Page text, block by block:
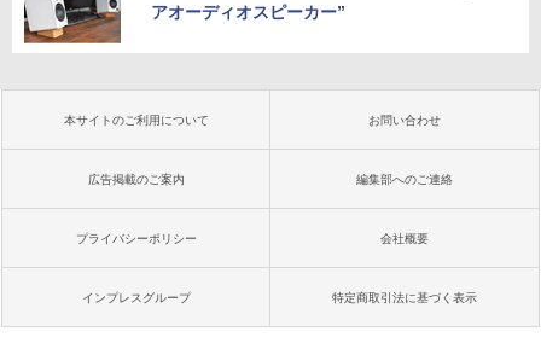
アオーディオスピーカー”
本サイトのご利用について お問い合わせ
広告掲載のご案内 編集部へのご連絡
プライバシーポリシー 会社概要
インプレスグループ 特定商取引法に基づく表示